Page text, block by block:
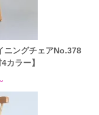
ニングチェアNo.378
カラー】